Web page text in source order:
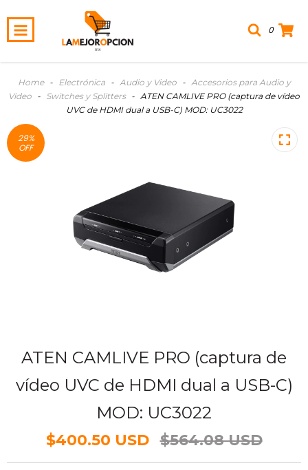
0
Home - Electrónica - Audio y Video - Accesorios para Audio y
Video - Switches y Splitters - ATEN CAMLIVE PRO (captura de vídeo
UVC de HDMI dual a USB-C) MOD: UC3022
29%
OFF
ATEN CAMLIVE PRO (captura de
vídeo UVC de HDMI dual a USB-C)
MOD: UC3022
$400.50 USD $564.08 USD